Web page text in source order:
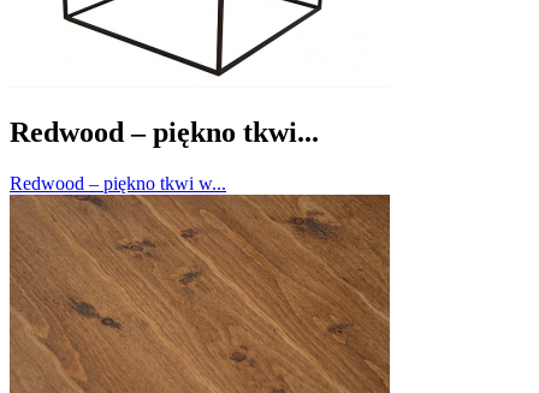
Redwood – piękno tkwi...
Redwood – piękno tkwi w...